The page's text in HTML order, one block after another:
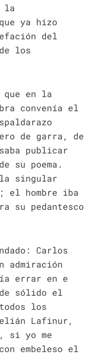
la
ya hizo
del
los
que en la
convenía el
de garra, de
publicar
su poema.
la singular
hombre iba
su pedantesco
Carlos
admiración
errar en e
sólido el
los
Lafinur,
si yo me
embeleso el